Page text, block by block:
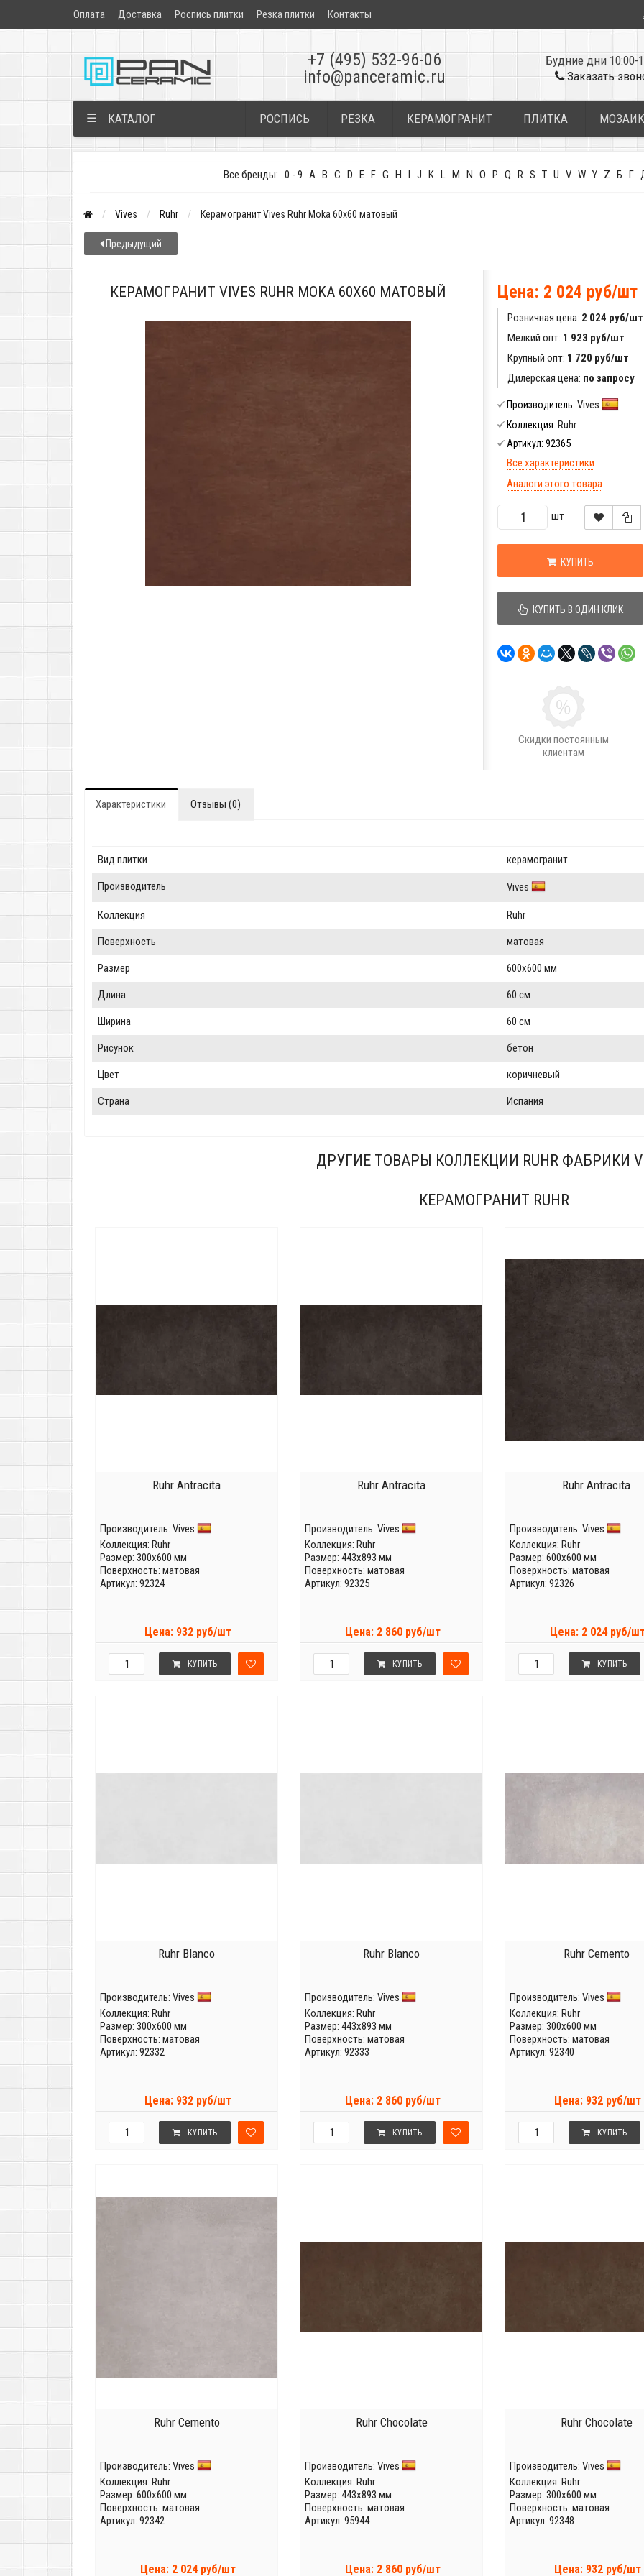
Оплата Доставка Роспись плитки Резка плитки Контакты
+7 (495) 532-96-06
info@panceramic.ru
Будние дни 10:00-
Заказать
☰ КАТАЛОГ РОСПИСЬ РЕЗКА КЕРАМОГРАНИТ ПЛИТКА
Все бренды: 0 - 9 A B C D E F G H I J K L M N O P Q R S T U V W Y Z Б Г
Vives Ruhr Керамогранит Vives Ruhr Moka 60x60 матовый
Предыдущий
КЕРАМОГРАНИТ VIVES RUHR MOKA 60X60 МАТОВЫЙ Цена: 2 024 руб/шт
Розничная цена: 2 024 руб/шт
Мелкий опт: 1 923 руб/шт
Крупный опт: 1 720 руб/шт
Дилерская цена: по запросу
Производитель: Vives
Коллекция: Ruhr
Артикул: 92365
Все характеристики
Аналоги этого товара
шт
КУПИТЬ
КУПИТЬ В ОДИН КЛИК
Скидки постоянным
клиентам
Характеристики Отзывы (0)
Вид плитки керамогранит
Производитель Vives
Коллекция Ruhr
Поверхность матовая
Размер 600x600 мм
Длина 60 см
Ширина 60 см
Рисунок бетон
Цвет коричневый
Страна Испания
ДРУГИЕ ТОВАРЫ КОЛЛЕКЦИИ RUHR ФАБРИКИ
КЕРАМОГРАНИТ RUHR
Ruhr Antracita
Производитель: Vives
Коллекция: Ruhr
Размер: 300x600 мм
Поверхность: матовая
Артикул: 92324
Цена: 932 руб/шт
КУПИТЬ
Ruhr Antracita
Производитель: Vives
Коллекция: Ruhr
Размер: 443x893 мм
Поверхность: матовая
Артикул: 92325
Цена: 2 860 руб/шт
КУПИТЬ
Ruhr Antracita
Производитель: Vives
Коллекция: Ruhr
Размер: 600x600 мм
Поверхность: матовая
Артикул: 92326
Цена: 2 024 руб/
КУПИТЬ
Ruhr Blanco
Производитель: Vives
Коллекция: Ruhr
Размер: 300x600 мм
Поверхность: матовая
Артикул: 92332
Цена: 932 руб/шт
КУПИТЬ
Ruhr Blanco
Производитель: Vives
Коллекция: Ruhr
Размер: 443x893 мм
Поверхность: матовая
Артикул: 92333
Цена: 2 860 руб/шт
КУПИТЬ
Ruhr Cemento
Производитель: Vives
Коллекция: Ruhr
Размер: 300x600 мм
Поверхность: матовая
Артикул: 92340
Цена: 932 руб/шт
КУПИТЬ
Ruhr Cemento
Производитель: Vives
Коллекция: Ruhr
Размер: 600x600 мм
Поверхность: матовая
Артикул: 92342
Цена: 2 024 руб/шт
Ruhr Chocolate
Производитель: Vives
Коллекция: Ruhr
Размер: 443x893 мм
Поверхность: матовая
Артикул: 95944
Цена: 2 860 руб/шт
Ruhr Chocolate
Производитель: Vives
Коллекция: Ruhr
Размер: 300x600 мм
Поверхность: матовая
Артикул: 92348
Цена: 932 руб/шт